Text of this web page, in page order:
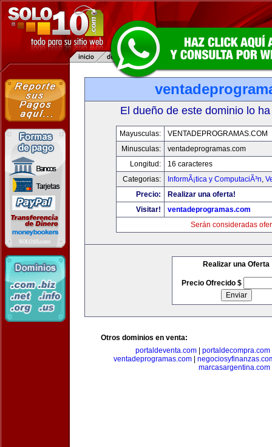
El dueño de este dominio lo
Mayusculas:
VENTADEPROGRAMAS.COM
Minusculas:
ventadeprogramas.com
Longitud:
16 caracteres
Categorias:
InformÃ¡tica y ComputaciÃ³n,
Precio:
Realizar una oferta!
Visitar!
ventadeprogramas.com
Serán consideradas
Realizar una Oferta
Precio Ofrecido $
Otros dominios en venta:
portaldeventa.com
portaldecompra.com
ventadeprogramas.com|
marcasargentina.com